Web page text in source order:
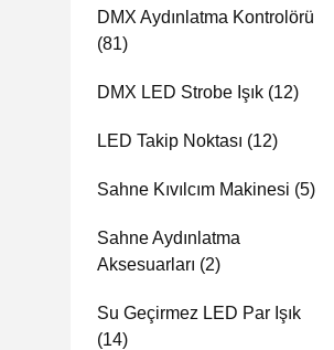
DMX Aydınlatma Kontrolörü
(81)
DMX LED Strobe Işık (12)
LED Takip Noktası (12)
Sahne Kıvılcım Makinesi (5)
Sahne Aydınlatma
Aksesuarları (2)
Su Geçirmez LED Par Işık
(14)